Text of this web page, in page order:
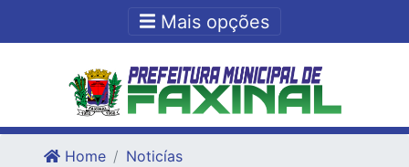
Ir para o fim do conteudo
Mais opções
Home
Noticías